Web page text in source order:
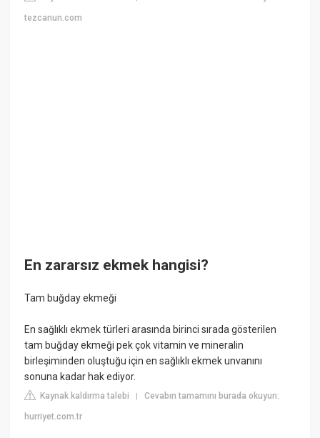
tezcanun.com
En zararsız ekmek hangisi?
Tam buğday ekmeği
En sağlıklı ekmek türleri arasında birinci sırada gösterilen
tam buğday ekmeği pek çok vitamin ve mineralin
birleşiminden oluştuğu için en sağlıklı ekmek unvanını
sonuna kadar hak ediyor.
Kaynak kaldırma talebi |Cevabın tamamını burada okuyun:
hurriyet.com.tr